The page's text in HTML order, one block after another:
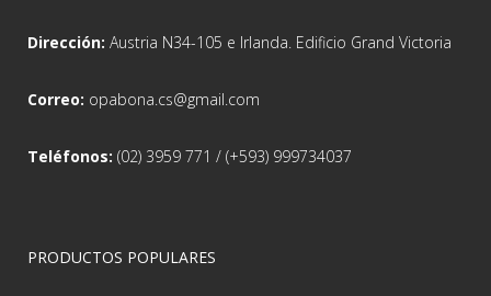
Dirección: Austria N34-105 e Irlanda. Edificio Grand Victoria
Correo: opabona.cs@gmail.com
Teléfonos: (02) 3959 771 / (+593) 999734037
PRODUCTOS POPULARES